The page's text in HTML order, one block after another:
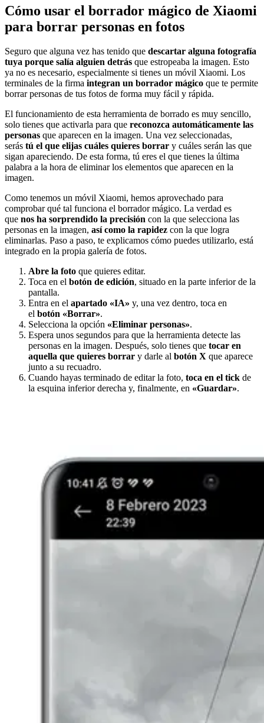
Cómo usar el borrador mágico de Xiaomi
para borrar personas en fotos
Seguro que alguna vez has tenido que descartar alguna fotografía
tuya porque salía alguien detrás que estropeaba la imagen. Esto
ya no es necesario, especialmente si tienes un móvil Xiaomi. Los
terminales de la firma integran un borrador mágico que te permite
borrar personas de tus fotos de forma muy fácil y rápida.
El funcionamiento de esta herramienta de borrado es muy sencillo,
solo tienes que activarla para que reconozca automáticamente las
personas que aparecen en la imagen. Una vez seleccionadas,
serás tú el que elijas cuáles quieres borrar y cuáles serán las que
sigan apareciendo. De esta forma, tú eres el que tienes la última
palabra a la hora de eliminar los elementos que aparecen en la
imagen.
Como tenemos un móvil Xiaomi, hemos aprovechado para
comprobar qué tal funciona el borrador mágico. La verdad es
que nos ha sorprendido la precisión con la que selecciona las
personas en la imagen, así como la rapidez con la que logra
eliminarlas. Paso a paso, te explicamos cómo puedes utilizarlo, está
integrado en la propia galería de fotos.
Abre la foto que quieres editar.
Toca en el botón de edición, situado en la parte inferior de la
pantalla.
Entra en el apartado «IA» y, una vez dentro, toca en
el botón «Borrar».
Selecciona la opción «Eliminar personas».
Espera unos segundos para que la herramienta detecte las
personas en la imagen. Después, solo tienes que tocar en
aquella que quieres borrar y darle al botón X que aparece
junto a su recuadro.
Cuando hayas terminado de editar la foto, toca en el tick de
la esquina inferior derecha y, finalmente, en «Guardar».